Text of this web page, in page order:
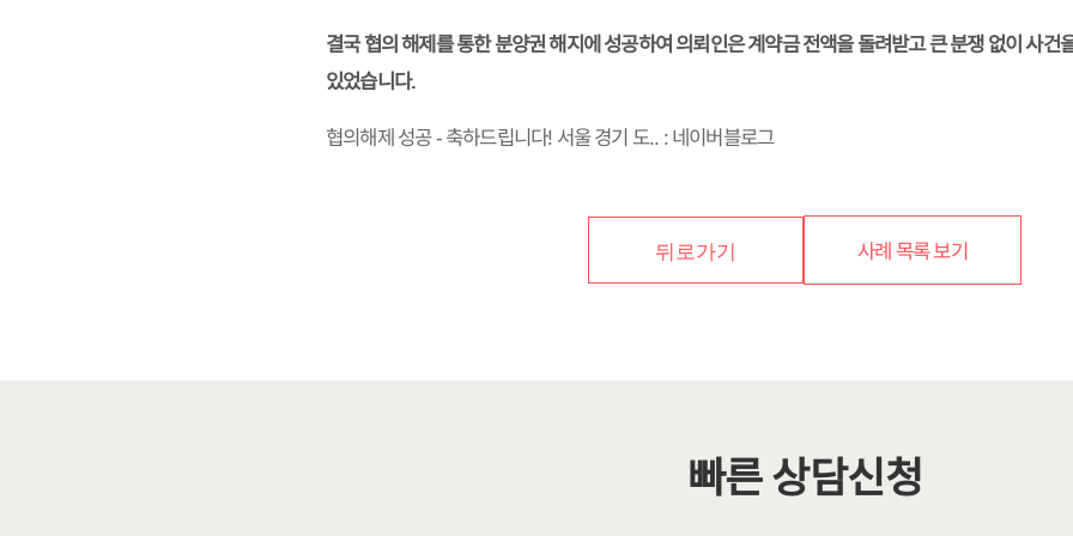
결국 협의 해제를 통한 분양권 해지에 성공하여 의뢰인은 계약금 전액을 돌려받고 큰 분쟁 없이 사건
있었습니다.
협의해제 성공 - 축하드립니다! 서울 경기 도.. : 네이버블로그
뒤로가기 사례 목록 보기
빠른 상담신청